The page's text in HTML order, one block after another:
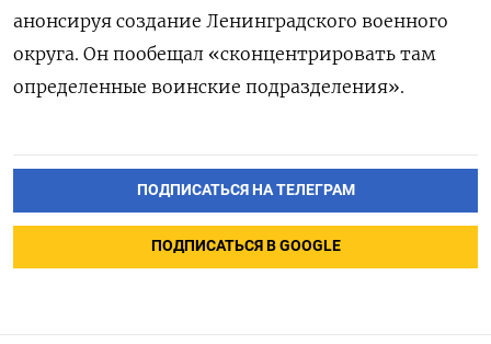
анонсируя создание Ленинградского военного
округа. Он пообещал «сконцентрировать там
определенные воинские подразделения».
ПОДПИСАТЬСЯ НА ТЕЛЕГРАМ
ПОДПИСАТЬСЯ В GOOGLE